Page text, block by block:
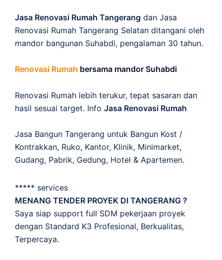
Jasa Renovasi Rumah Tangerang dan Jasa
Renovasi Rumah Tangerang Selatan ditangani oleh
mandor bangunan Suhabdi, pengalaman 30 tahun.
Renovasi Rumah bersama mandor Suhabdi
Renovasi Rumah lebih terukur, tepat sasaran dan
hasil sesuai target. Info Jasa Renovasi Rumah
Jasa Bangun Tangerang untuk Bangun Kost /
Kontrakkan, Ruko, Kantor, Klinik, Minimarket,
Gudang, Pabrik, Gedung, Hotel & Apartemen.
***** services
MENANG TENDER PROYEK DI TANGERANG ?
Saya siap support full SDM pekerjaan proyek
dengan Standard K3 Profesional, Berkualitas,
Terpercaya.